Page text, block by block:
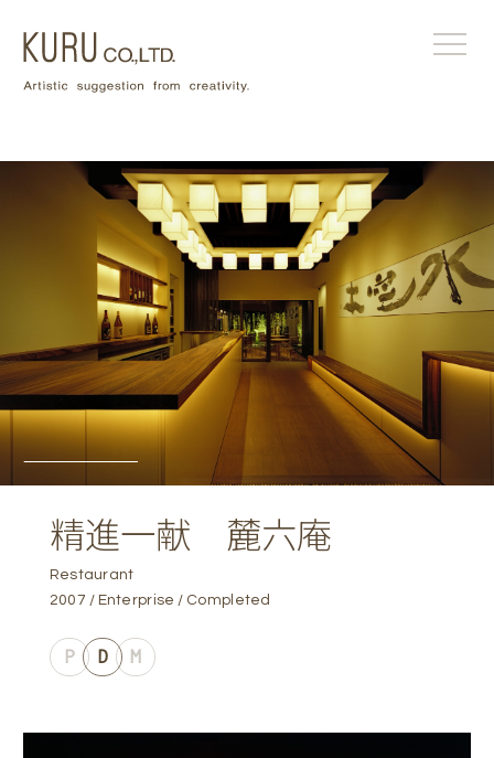
精進一献 麓六庵
Restaurant
2007
Enterprise Completed
P D M